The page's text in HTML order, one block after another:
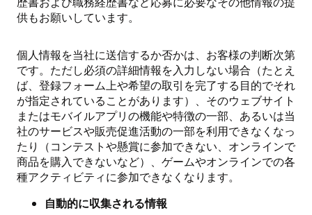
供もお願いしています。
個人情報を当社に送信するか否かは、お客様の判断次第
です。ただし必須の詳細情報を入力しない場合（たとえ
ば、登録フォーム上や希望の取引を完了する目的でそれ
が指定されていることがあります）、そのウェブサイト
またはモバイルアプリの機能や特徴の一部、あるいは当
社のサービスや販売促進活動の一部を利用できなくなっ
たり（コンテストや懸賞に参加できない、オンラインで
商品を購入できないなど）、ゲームやオンラインでの各
種アクティビティに参加できなくなります。
自動的に収集される情報